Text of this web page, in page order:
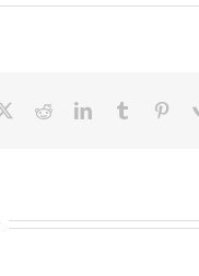
RedditLinkedInTumblr